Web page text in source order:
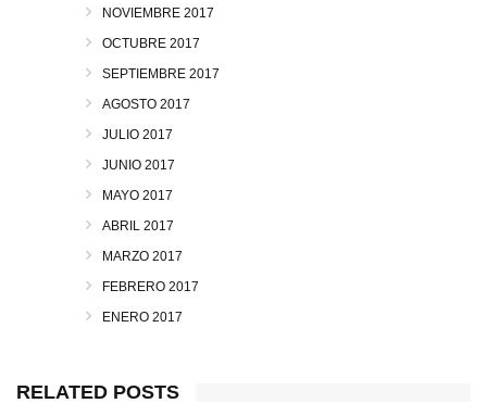
NOVIEMBRE 2017
OCTUBRE 2017
SEPTIEMBRE 2017
AGOSTO 2017
JULIO 2017
JUNIO 2017
MAYO 2017
ABRIL 2017
MARZO 2017
FEBRERO 2017
ENERO 2017
RELATED POSTS